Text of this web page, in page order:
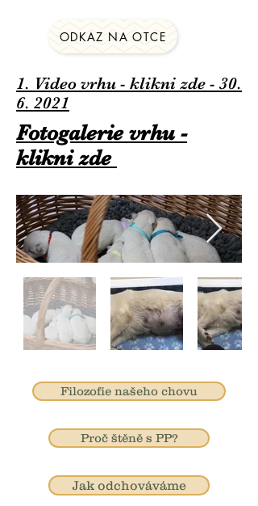
ODKAZ NA OTCE
1. Video vrhu - klikni zde - 30.
6. 2021
Fotogalerie vrhu -
klikni zde
Filozofie našeho chovu
Proč štěně s PP?
Jak odchováváme